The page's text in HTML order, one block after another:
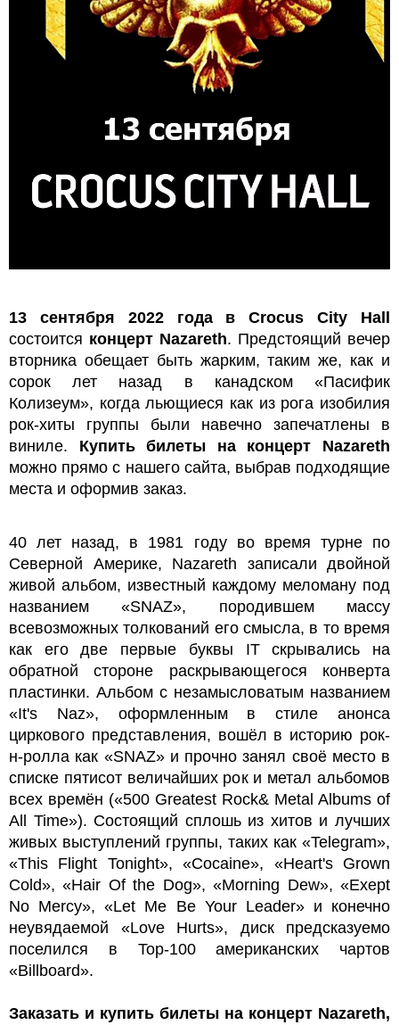
13 сентября 2022 года в Crocus City Hall
состоится концерт Nazareth. Предстоящий вечер
вторника обещает быть жарким, таким же, как и
сорок лет назад в канадском «Пасифик
Колизеум», когда льющиеся как из рога изобилия
рок-хиты группы были навечно запечатлены в
виниле. Купить билеты на концерт Nazareth
можно прямо с нашего сайта, выбрав подходящие
места и оформив заказ.
40 лет назад, в 1981 году во время турне по
Северной Америке, Nazareth записали двойной
живой альбом, известный каждому меломану под
названием «SNAZ», породившем массу
всевозможных толкований его смысла, в то время
как его две первые буквы IT скрывались на
обратной стороне раскрывающегося конверта
пластинки. Альбом с незамысловатым названием
«It's Naz», оформленным в стиле анонса
циркового представления, вошёл в историю рок-
н-ролла как «SNAZ» и прочно занял своё место в
списке пятисот величайших рок и метал альбомов
всех времён («500 Greatest Rock& Metal Albums of
All Time»). Состоящий сплошь из хитов и лучших
живых выступлений группы, таких как «Telegram»,
«This Flight Tonight», «Cocaine», «Heart's Grown
Cold», «Hair Of the Dog», «Morning Dew», «Exept
No Mercy», «Let Me Be Your Leader» и конечно
неувядаемой «Love Hurts», диск предсказуемо
поселился в Top-100 американских чартов
«Billboard».
Заказать и купить билеты на концерт Nazareth,